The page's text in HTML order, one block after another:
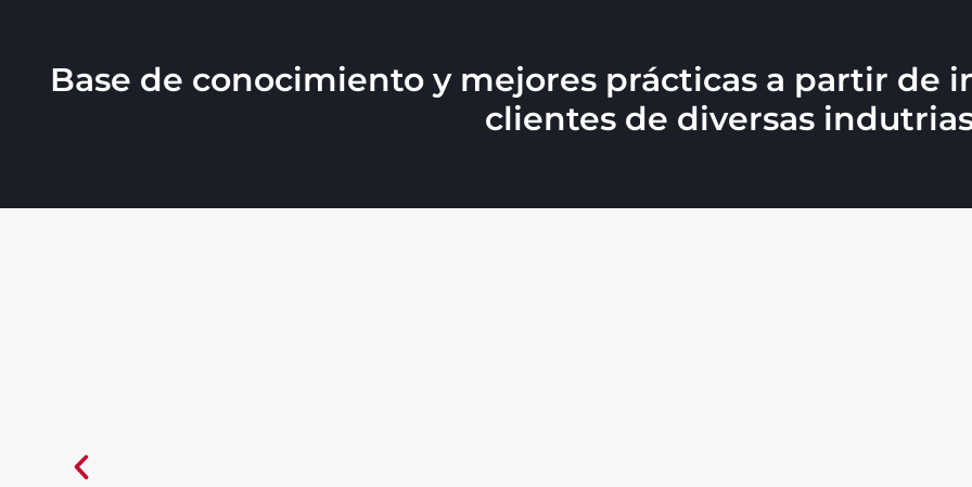
Base de conocimiento y mejores prácticas a partir de
clientes de diversas